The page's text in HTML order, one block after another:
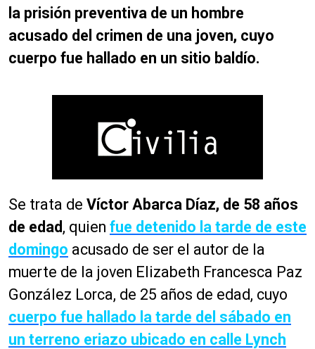
la prisión preventiva de un hombre
acusado del crimen de una joven, cuyo
cuerpo fue hallado en un sitio baldío.
Se trata de Víctor Abarca Díaz, de 58 años
de edad , quien fue detenido la tarde de este
domingo acusado de ser el autor de la
muerte de la joven Elizabeth Francesca Paz
González Lorca, de 25 años de edad, cuyo
cuerpo fue hallado la tarde del sábado en
un terreno eriazo ubicado en calle Lynch